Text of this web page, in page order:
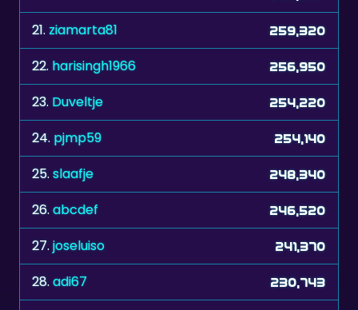
22.harisingh1966 256,950
23. Duveltje 254,220
24.pjmp59 254,140
25. slaafje 248,340
26. abcdef 246,520
27. joseluiso 241,370
28. adi67 230,743
29. usse 228,120